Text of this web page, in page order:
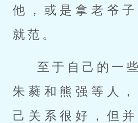
他，或是拿老爷
就范。
至于自己的一
朱蕤和熊强等人
己关系很好，但